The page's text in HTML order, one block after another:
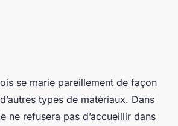
se marie pareillement de façon
types de matériaux. Dans
ne refusera pas d’accueillir dans